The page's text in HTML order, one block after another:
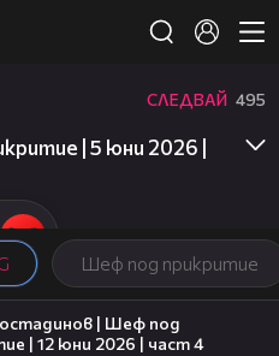
Шеф под прикритие
СЛЕДВАЙ 495
| 5 юни 2026 |
| Шеф под
| 12 юни 2026 | част 4